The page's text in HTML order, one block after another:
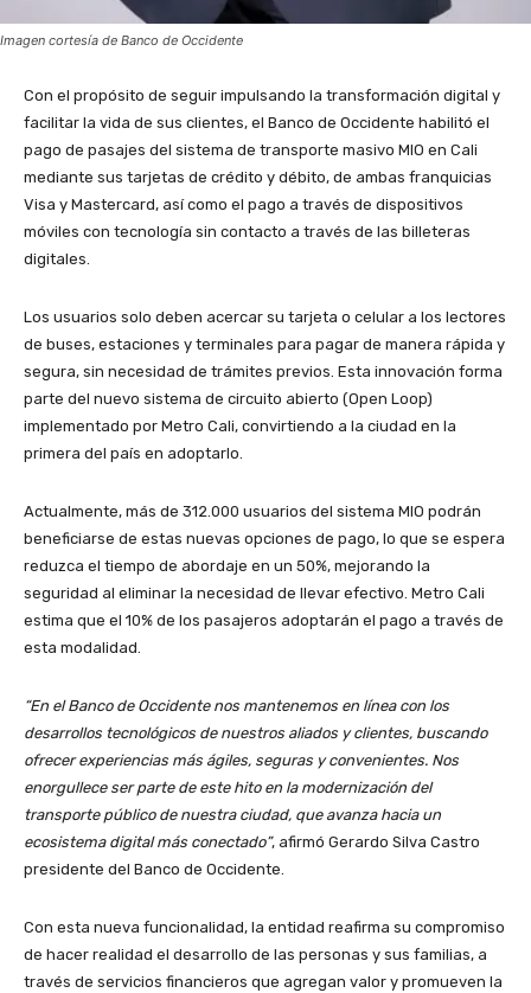
Imagen cortesía de Banco de Occidente
Con el propósito de seguir impulsando la transformación digital y
facilitar la vida de sus clientes, el Banco de Occidente habilitó el
pago de pasajes del sistema de transporte masivo MIO en Cali
mediante sus tarjetas de crédito y débito, de ambas franquicias
Visa y Mastercard, así como el pago a través de dispositivos
móviles con tecnología sin contacto a través de las billeteras
digitales.
Los usuarios solo deben acercar su tarjeta o celular a los lectores
de buses, estaciones y terminales para pagar de manera rápida y
segura, sin necesidad de trámites previos. Esta innovación forma
parte del nuevo sistema de circuito abierto (Open Loop)
implementado por Metro Cali, convirtiendo a la ciudad en la
primera del país en adoptarlo.
Actualmente, más de 312.000 usuarios del sistema MIO podrán
beneficiarse de estas nuevas opciones de pago, lo que se espera
reduzca el tiempo de abordaje en un 50%, mejorando la
seguridad al eliminar la necesidad de llevar efectivo. Metro Cali
estima que el 10% de los pasajeros adoptarán el pago a través de
esta modalidad.
“En el Banco de Occidente nos mantenemos en línea con los
desarrollos tecnológicos de nuestros aliados y clientes, buscando
ofrecer experiencias más ágiles, seguras y convenientes. Nos
enorgullece ser parte de este hito en la modernización del
transporte público de nuestra ciudad, que avanza hacia un
ecosistema digital más conectado”, afirmó Gerardo Silva Castro
presidente del Banco de Occidente.
Con esta nueva funcionalidad, la entidad reafirma su compromiso
de hacer realidad el desarrollo de las personas y sus familias, a
través de servicios financieros que agregan valor y promueven la